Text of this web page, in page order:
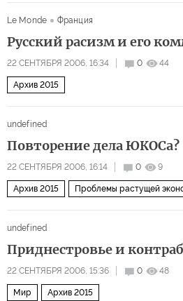
Le Monde Франция
Русский расизм и его
22 СЕНТЯБРЯ 2006, 16:34 0 44
Архив 2015
undefined
Повторение дела ЮКОСа?
22 СЕНТЯБРЯ 2006, 16:14 0 9
Архив 2015 Проблемы растущей
undefined
Приднестровье и
22 СЕНТЯБРЯ 2006, 15:36 0 48
Мир Архив 2015